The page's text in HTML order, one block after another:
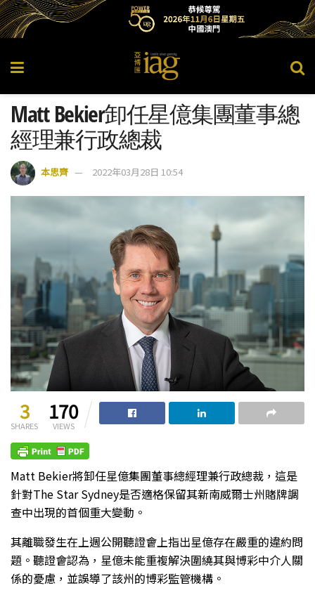
Matt Bekier卸任星億集團董事總
經理兼行政總裁
本思齊 2022年03月28日 10:54
3
SHARES
170
VIEWS
Matt Bekier將卸任星億集團董事總經理兼行政總裁，這是
針對The Star Sydney是否適格保留其新南威爾士州賭牌調
查中出現的首個重大變動。
其離職發生在上週公開聽證會上指出星億存在嚴重的違約問
題。聽證會認為，星億未能重複解決圍繞其與博彩中介人關
係的憂慮，並誤導了該州的博彩監管機構。